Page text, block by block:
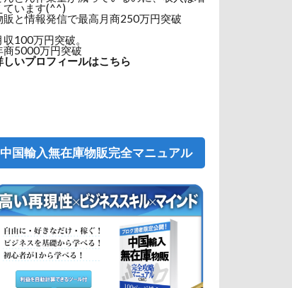
ています(^^)
販と情報発信で最高月商250万円突破
収100万円突破。
商5000万円突破
しいプロフィールはこちら
中国輸入無在庫物販完全マニュアル